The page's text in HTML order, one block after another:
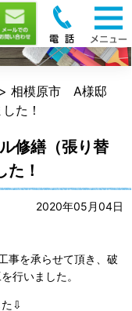
> 相模原市 A様邸
た！
修繕（張り替
た！
2020年05月04日
事を承らせて頂き、破
行いました。
た⇩